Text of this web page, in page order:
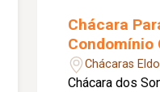
Chácara
Condomínio
Chácaras
Chácara dos